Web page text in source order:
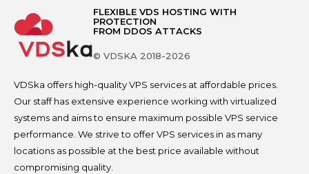
FLEXIBLE VDS HOSTING WITH
PROTECTION
FROM DDOS ATTACKS
© VDSKA 2018-2026
VDSka offers high-quality VPS services at affordable prices.
Our staff has extensive experience working with virtualized
systems and aims to ensure maximum possible VPS service
performance. We strive to offer VPS services in as many
locations as possible at the best price available without
compromising quality.